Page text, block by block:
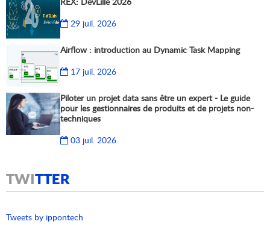
29 juil. 2026
Airflow : introduction au Dynamic Task Mapping
17 juil. 2026
Piloter un projet data sans être un expert - Le guide
pour les gestionnaires de produits et de projets non-
techniques
03 juil. 2026
TWITTER
Tweets by ippontech